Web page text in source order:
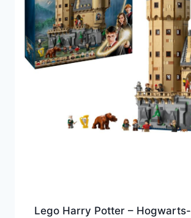
Lego Harry Potter –